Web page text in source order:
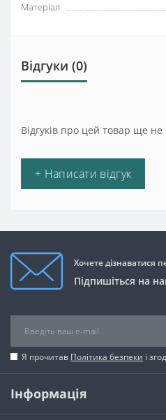
Матеріал
Відгуки (0)
Відгуків про цей товар ще не
+ Написати відгук
Хочете дізнаватися
Підпишіться на
Я прочитав Політика безпеки і
Інформація